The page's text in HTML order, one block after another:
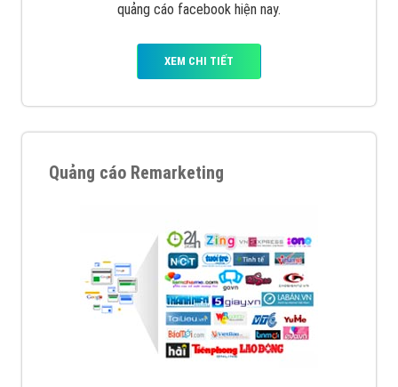
quảng cáo facebook hiện nay.
XEM CHI TIẾT
Quảng cáo Remarketing